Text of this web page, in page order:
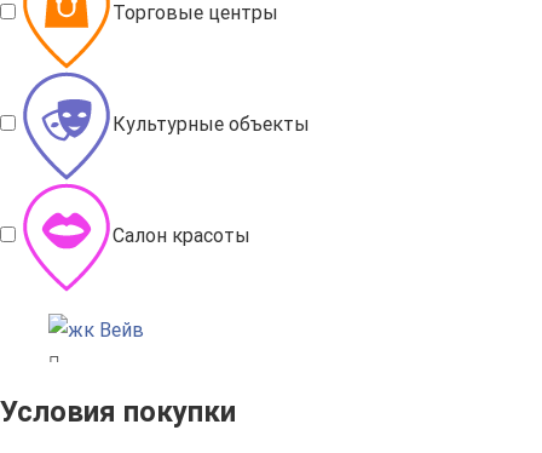
Торговые центры
Культурные объекты
Салон красоты
Условия покупки